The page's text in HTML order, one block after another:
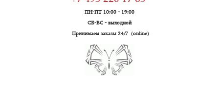
ПН-ПТ 10:00 - 19:00
СБ-ВС - выходной
Принимаем заказы 24/7 (online)